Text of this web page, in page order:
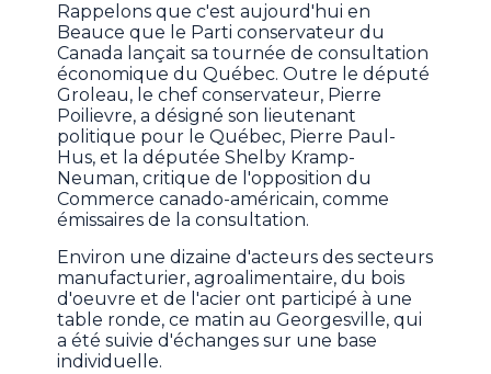
Rappelons que c'est aujourd'hui en
Beauce que le Parti conservateur du
Canada lançait sa tournée de consultation
économique du Québec. Outre le député
Groleau, le chef conservateur, Pierre
Poilievre, a désigné son lieutenant
politique pour le Québec, Pierre Paul-
Hus, et la députée Shelby Kramp-
Neuman, critique de l'opposition du
Commerce canado-américain, comme
émissaires de la consultation.
Environ une dizaine d'acteurs des secteurs
manufacturier, agroalimentaire, du bois
d'oeuvre et de l'acier ont participé à une
table ronde, ce matin au Georgesville, qui
a été suivie d'échanges sur une base
individuelle.